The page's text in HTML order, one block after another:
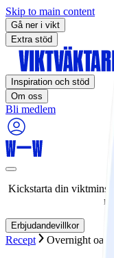
Skip to main content
Gå ner i vikt
Extra stöd
Inspiration och stöd
Om oss
Bli medlem
Kickstarta din
Erbjudandevillkor
Recept Overnight oat